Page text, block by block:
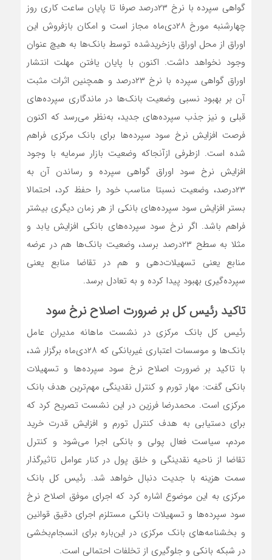
گواهی سپرده با نرخ ۲۳درصد صرفا تا پایان ساعت کاری روز
چهارشنبه مورخ ۲۸دی‌ماه مجاز است و امکان بازفروش این
اوراق از محل اوراق بازخریدشده توسط بانک‌ها به هیچ عنوان
وجود نخواهد داشت. اکنون با پایان یافتن مهلت انتشار
اوراق گواهی سپرده با نرخ ۲۳درصد و همچنین اثرات مثبت
آن بر بهبود نسبی وضعیت بانک‌ها در ماندگاری سپرده‌های
قبلی و نیز جذب سپرده‌های جدید، به‌نظر می‌رسد که اکنون
فرصت افزایش نرخ سود سپرده‌ها برای بانک مرکزی فراهم
شده است. ازطرفی ازآنجاکه وضعیت بازار سرمایه با وجود
افزایش نرخ سود اوراق گواهی سپرده و رساندن آن به
۲۳درصد، وضعیت نسبتا مناسب خود را حفظ کرد، احتمالا
بستر افزایش سود سپرده‌های بانکی از هر زمان دیگری بیشتر
فراهم باشد. اگر نرخ سود سپرده‌های بانکی افزایش یابد و
مثلا به سطح ۲۳درصد برسد، وضعیت بانک‌ها هم در عرضه
منابع یعنی تسهیلات‌دهی و هم در تقاضا منابع یعنی
سپرده‌گیری بهبود پیدا کرده و به تعادل برسد.
تاکید رئیس کل بر ضرورت اصلاح نرخ سود
رئیس کل بانک مرکزی در نشست ماهانه مدیران عامل
بانک‌ها و موسسات اعتباری غیربانکی که ۲۸دی‌ماه برگزار شد،
با تاکید بر ضرورت اصلاح نرخ سود سپرده‌ها و تسهیلات
بانکی گفت: مهار تورم و کنترل نقدینگی مهم‌ترین هدف بانک
مرکزی است. محمدرضا فرزین در این نشست تصریح کرد که
برای دستیابی به هدف کنترل تورم و افزایش قدرت خرید
مردم، سیاست فعال پولی و بانکی اجرا می‌شود و کنترل
تقاضا از ناحیه نقدینگی و خلق پول در کنار عوامل تاثیرگذار
سمت هزینه با جدیت دنبال خواهد شد. رئیس کل بانک
مرکزی به این موضوع اشاره کرد که اجرای موفق اصلاح نرخ
سود سپرده‌ها و تسهیلات بانکی مستلزم اجرای دقیق قوانین
و بخشنامه‌های بانک مرکزی در این‌باره برای انسجام‌بخشی
در شبکه بانکی و جلوگیری از تخلفات احتمالی است.